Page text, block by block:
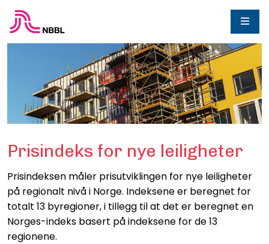
Prisindeks for nye leiligheter
Prisindeksen måler prisutviklingen for nye leiligheter
på regionalt nivå i Norge. Indeksene er beregnet for
totalt 13 byregioner, i tillegg til at det er beregnet en
Norges-indeks basert på indeksene for de 13
regionene.